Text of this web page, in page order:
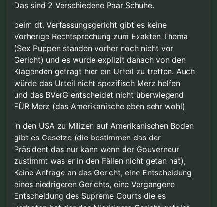
Das sind 2 Verschiedene Paar Schuhe.
beim dt. Verfassungsgericht gibt es keine
Vorherige Rechtsprechung zum Exakten Thema
(Sex Puppen standen vorher noch nicht vor
Gericht) und es wurde explizit danach von den
Klagenden gefragt hier ein Urteil zu treffen. Auch
würde das Urteil nicht spezifisch Merz helfen
und das BVerG entscheidet nicht überwiegend
FÜR Merz (das Amerikanische eben sehr wohl)
In den USA zu Milizen auf Amerikanischen Boden
gibt es Gesetze (die bestimmen das der
Präsident das nur kann wenn der Gouverneur
zustimmt was er in den Fällen nicht getan hat),
Keine Anfrage an das Gericht, eine Entscheidung
eines niedrigeren Gerichts, eine Vergangene
Entscheidung des Supreme Courts die es